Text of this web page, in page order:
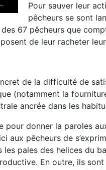
Pour sauver leur
pêcheurs se sont
67 pêcheurs que
de leur racheter
de la difficulté de
(notamment la
ancrée dans les
pour donner la paroles
aux pêcheurs de
pales des helices du
En outre, ils